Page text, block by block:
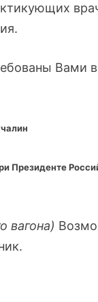
Вами
Президенте
вагона)